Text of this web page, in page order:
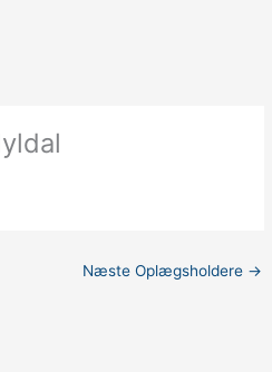
Næste Oplægsholdere →